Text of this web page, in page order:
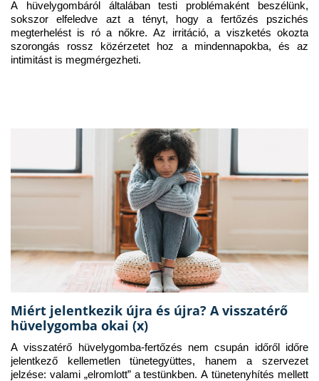
A hüvelygombáról általában testi problémaként beszélünk,
sokszor elfeledve azt a tényt, hogy a fertőzés pszichés
megterhelést is ró a nőkre. Az irritáció, a viszketés okozta
szorongás rossz közérzetet hoz a mindennapokba, és az
intimitást is megmérgezheti.
Miért jelentkezik újra és újra? A visszatérő
hüvelygomba okai (x)
A visszatérő hüvelygomba-fertőzés nem csupán időről időre
jelentkező kellemetlen tünetegyüttes, hanem a szervezet
jelzése: valami „elromlott” a testünkben. A tünetenyhítés mellett